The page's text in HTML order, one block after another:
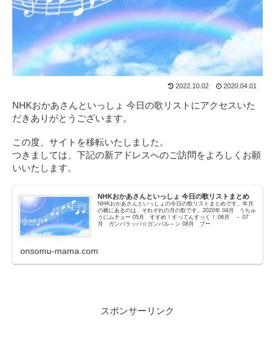
2022.10.02 2020.04.01
NHKおかあさんといっしょ 今日の歌リストにアクセスいた
だきありがとうございます。
この度、サイトを移転いたしました。
つきましては、下記の新アドレスへのご訪問をよろしくお願
いいたします。
NHKおかあさんといっしょ 今日の歌リストまとめ
NHKおかあさんといっしょの今日の歌リストまとめです。年月
の横にあるのは、それぞれの月の歌です。2020年 04月 うちゅ
うにムチュー 05月 すすめ！すってんすっく！ 06月 － 07
月 ガンバラッパ☆ガンバル～ン 08月 ブー
onsomu-mama.com
スポンサーリンク